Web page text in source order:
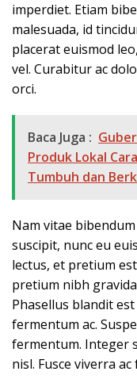
imperdiet. Etiam
malesuada, id
placerat euismod
vel. Curabitur ac
orci.
Baca Juga :
Produk Lokal
Tumbuh dan
Nam vitae
suscipit, nunc eu
lectus, et pretium
pretium nibh
Phasellus blandit
fermentum ac.
fermentum. Integer
nisl. Fusce viverra